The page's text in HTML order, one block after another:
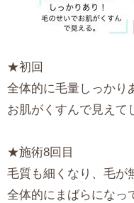
★初回
全体的に毛量しっかり
お肌がくすんで見えて
★施術8回目
毛質も細くなり、毛が
全体的にまばらになっ